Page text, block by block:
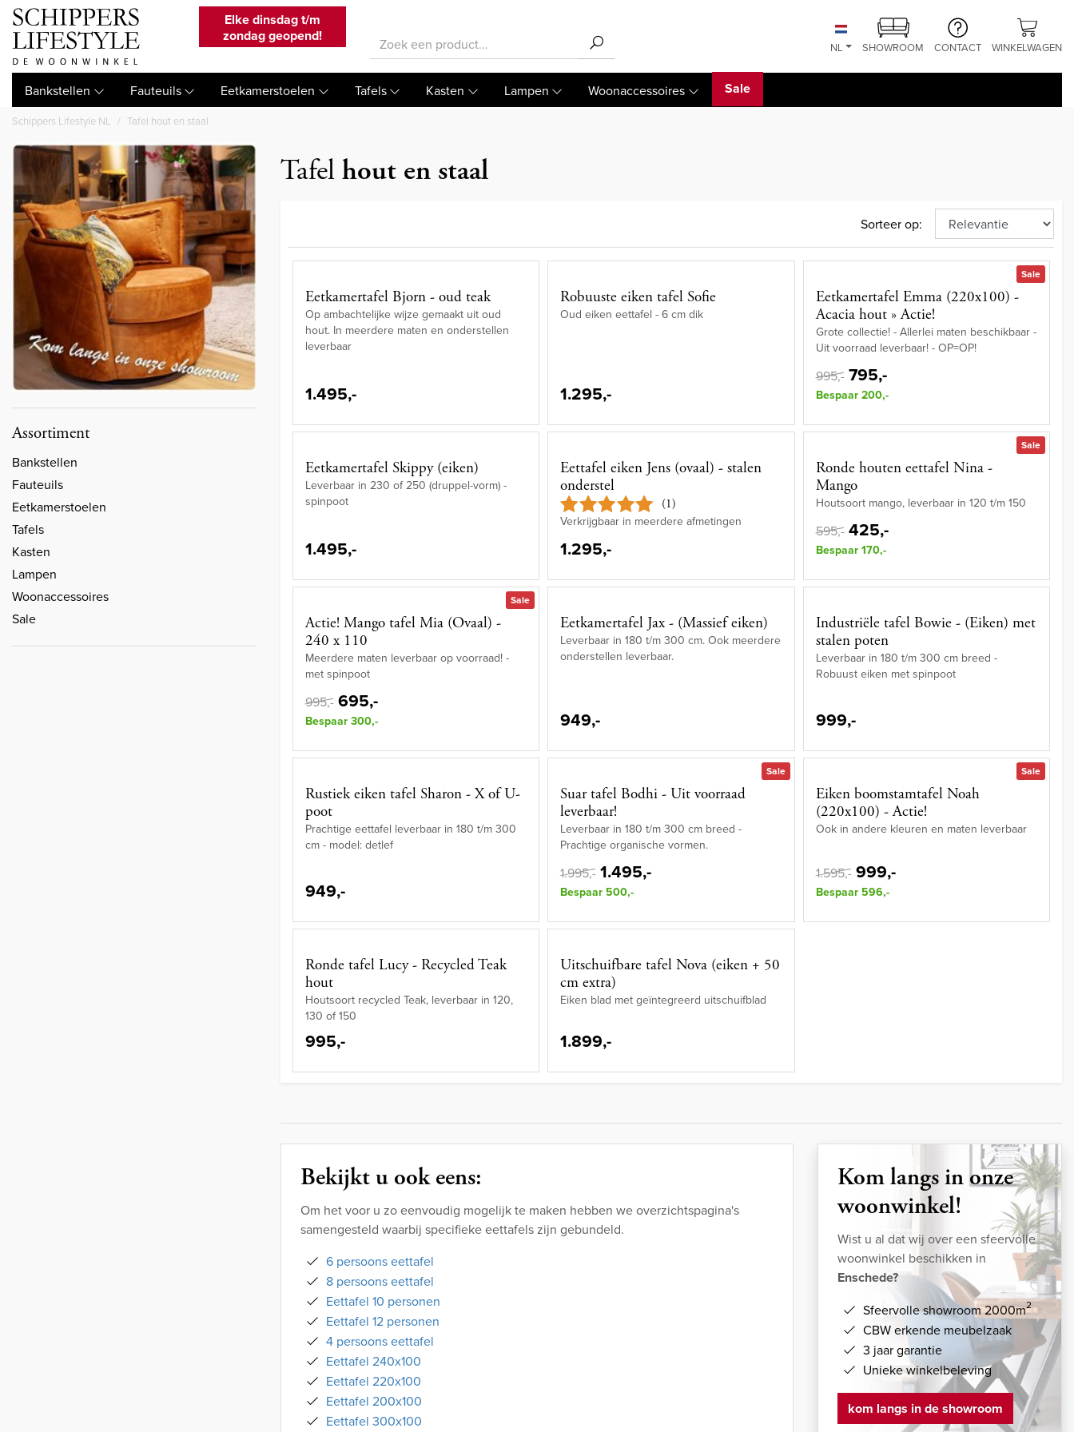
Elke dinsdag t/m
zondag geopend!
NL SHOWROOM CONTACT WINKELWAGEN
Bankstellen Fauteuils Eetkamerstoelen Tafels Kasten Lampen Woonaccessoires Sale
Schippers Lifestyle NL Tafel hout en staal
Assortiment
Bankstellen
Fauteuils
Eetkamerstoelen
Tafels
Kasten
Lampen
Woonaccessoires
Sale
Tafelhout en staal
Sorteer op:
Eetkamertafel Bjorn - oud teak
Op ambachtelijke wijze gemaakt uit oud
hout. In meerdere maten en onderstellen
leverbaar
1.495,-
Robuuste eiken tafel Sofie
Oud eiken eettafel - 6 cm dik
1.295,-
Sale
Eetkamertafel Emma (220x100) -
Acacia hout » Actie!
Grote collectie! - Allerlei maten beschikbaar -
Uit voorraad leverbaar! - OP=OP!
995,- 795,-
Bespaar 200,-
Eetkamertafel Skippy (eiken)
Leverbaar in 230 of 250 (druppel-vorm) -
spinpoot
1.495,-
Eettafel eiken Jens (ovaal) - stalen
onderstel
(1)
Verkrijgbaar in meerdere afmetingen
1.295,-
Sale
Ronde houten eettafel Nina -
Mango
Houtsoort mango, leverbaar in 120 t/m 150
595,- 425,-
Bespaar 170,-
Sale
Actie! Mango tafel Mia (Ovaal) -
240 x 110
Meerdere maten leverbaar op voorraad! -
met spinpoot
995,- 695,-
Bespaar 300,-
Eetkamertafel Jax - (Massief eiken)
Leverbaar in 180 t/m 300 cm. Ook meerdere
onderstellen leverbaar.
949,-
Industriële tafel Bowie - (Eiken) met
stalen poten
Leverbaar in 180 t/m 300 cm breed -
Robuust eiken met spinpoot
999,-
Rustiek eiken tafel Sharon - X of U-
poot
Prachtige eettafel leverbaar in 180 t/m 300
cm - model: detlef
949,-
Sale
Suar tafel Bodhi - Uit voorraad
leverbaar!
Leverbaar in 180 t/m 300 cm breed -
Prachtige organische vormen.
1.995,- 1.495,-
Bespaar 500,-
Sale
Eiken boomstamtafel Noah
(220x100) - Actie!
Ook in andere kleuren en maten leverbaar
1.595,- 999,-
Bespaar 596,-
Ronde tafel Lucy - Recycled Teak
hout
Houtsoort recycled Teak, leverbaar in 120,
130 of 150
995,-
Uitschuifbare tafel Nova (eiken + 50
cm extra)
Eiken blad met geïntegreerd uitschuifblad
1.899,-
Bekijkt u ook eens:
Om het voor u zo eenvoudig mogelijk te maken hebben we overzichtspagina's
samengesteld waarbij specifieke eettafels zijn gebundeld.
6 persoons eettafel
8 persoons eettafel
Eettafel 10 personen
Eettafel 12 personen
4 persoons eettafel
Eettafel 240x100
Eettafel 220x100
Eettafel 200x100
Eettafel 300x100
Kom langs in onze
woonwinkel!
Wist u al dat wij over een sfeervolle
woonwinkel beschikken in
Enschede?
Sfeervolle showroom 2000m2
CBW erkende meubelzaak
3 jaar garantie
Unieke winkelbeleving
kom langs in de showroom